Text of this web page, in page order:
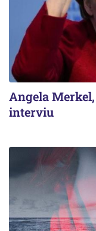
Angela
interviu